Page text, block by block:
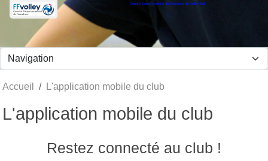
Comité Départemental de Vaucluse de Volley Ball
Accueil L'application mobile du club
L'application mobile du club
Restez connecté au club !
Panneau de gestion des cookies